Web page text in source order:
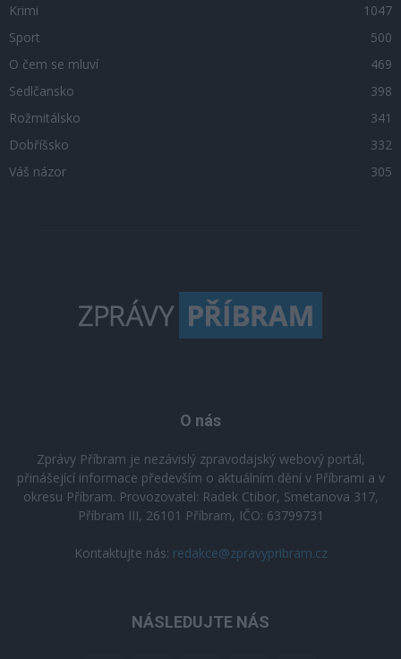
Krimi
1047
Sport
500
O čem se mluví
469
Sedlčansko
398
Rožmitálsko
341
Dobříšsko
332
Váš názor
305
O nás
Zprávy Příbram je nezávislý zpravodajský webový portál,
přinášející informace především o aktuálním dění v Příbrami a v
okresu Příbram. Provozovatel: Radek Ctibor, Smetanova 317,
Příbram III, 26101 Příbram, IČO: 63799731
Kontaktujte nás: redakce@zpravypribram.cz
NÁSLEDUJTE NÁS